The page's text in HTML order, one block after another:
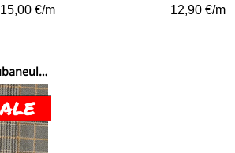
15,00 €/m 12,90 €/m
Mokkapintainen scubaneulos beige ruutukuvio